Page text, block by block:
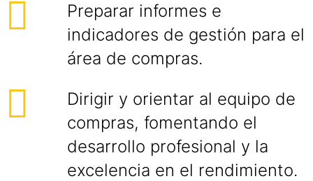
Preparar informes e
indicadores de gestión para el
área de compras.
Dirigir y orientar al equipo de
compras, fomentando el
desarrollo profesional y la
excelencia en el rendimiento.